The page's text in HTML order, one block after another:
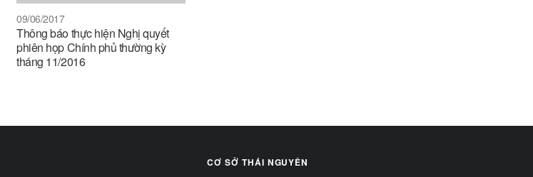
09/06/2017
Thông báo thực hiện Nghị quyết
phiên họp Chính phủ thường kỳ
tháng 11/2016
CƠ SỞ THÁI NGUYÊN